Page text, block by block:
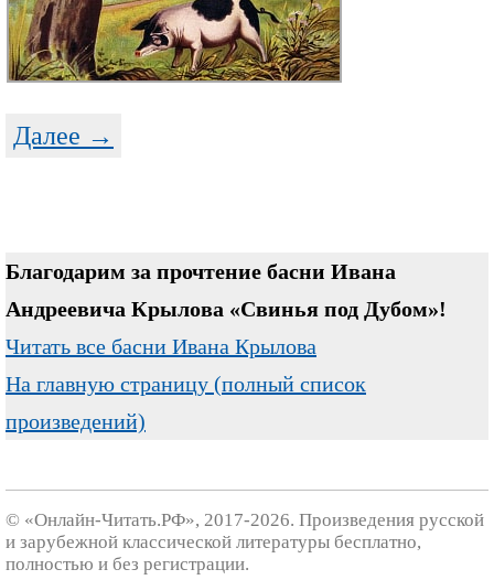
Далее →
Благодарим за прочтение басни Ивана
Андреевича Крылова «Свинья под Дубом»!
Читать все басни Ивана Крылова
На главную страницу (полный список
произведений)
© «Онлайн-Читать.РФ», 2017-2026. Произведения русской
и зарубежной классической литературы бесплатно,
полностью и без регистрации.